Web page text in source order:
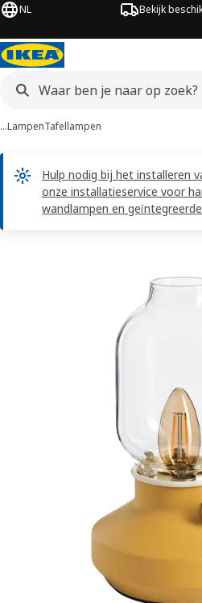
NL Bekijk
…LampenTafellampen
Hulp nodig bij het installeren
onze installatieservice voor
wandlampen en